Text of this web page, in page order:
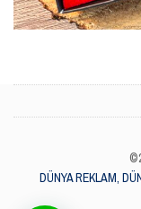
DÜNYA REKLAM,